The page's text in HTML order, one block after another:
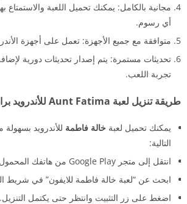
مجانية بالكامل: يمكنك تحميل اللعبة والاستمتاع
أي رسوم.
متوافقة مع جميع الأجهزة: تعمل على أجهزة
تحديثات مستمرة: يتم إصدار تحديثات دورية
تجربة اللعب.
طريقة تنزيل لعبة Aunt Fatima للأندرويد برابط مباشر
يمكنك تحميل لعبة خالة فاطمة للأندرويد
التالية:
انتقل إلى متجر Google Play من هاتفك المحمول.
ابحث عن “لعبة خالة فاطمة للايفون” في شريط
اضغط على زر التثبيت وانتظر حتى يكتمل التنزيل.